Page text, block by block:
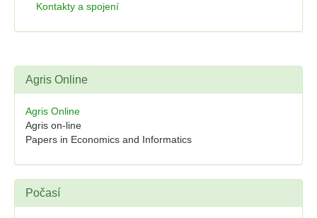
Kontakty a spojení
Agris Online
Agris Online
Agris on-line
Papers in Economics and Informatics
Počasí